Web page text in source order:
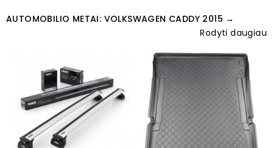
AUTOMOBILIO METAI: VOLKSWAGEN CADDY 2015 →
Rodyti daugiau